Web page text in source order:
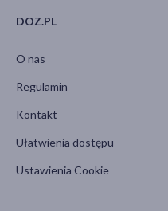
DOZ.PL
O nas
Regulamin
Kontakt
Ułatwienia dostępu
Ustawienia Cookie